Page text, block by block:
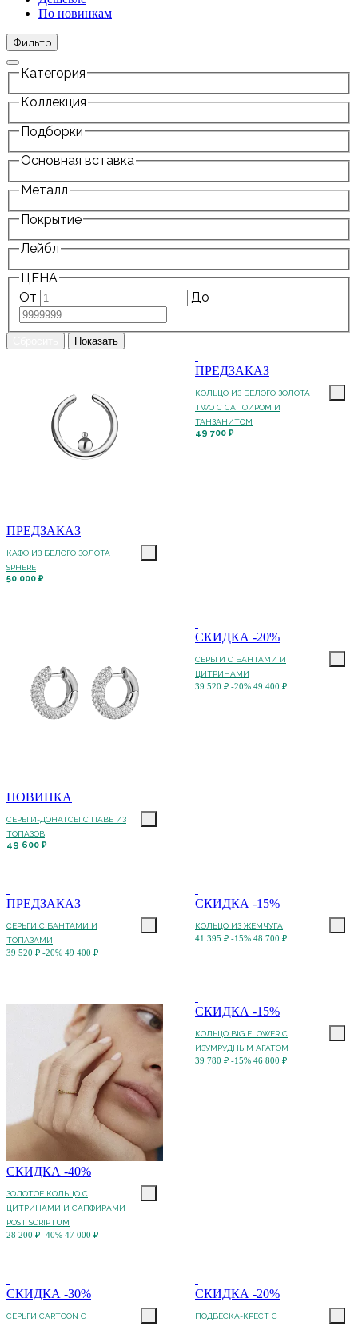
По новинкам
Фильтр
Категория
Коллекция
Подборки
Основная вставка
Металл
Покрытие
Лейбл
ЦЕНА
От
До
ПРЕДЗАКАЗ
КАФФ ИЗ БЕЛОГО ЗОЛОТА
SPHERE
50 000 ₽
ПРЕДЗАКАЗ
КОЛЬЦО ИЗ БЕЛОГО ЗОЛОТА
TWO С САПФИРОМ И
ТАНЗАНИТОМ
49 700 ₽
НОВИНКА
СЕРЬГИ-ДОНАТСЫ С ПАВЕ ИЗ
ТОПАЗОВ
49 600 ₽
СКИДКА -20%
СЕРЬГИ С БАНТАМИ И
ЦИТРИНАМИ
39 520 ₽ -20% 49 400 ₽
ПРЕДЗАКАЗ
СЕРЬГИ С БАНТАМИ И
ТОПАЗАМИ
39 520 ₽ -20% 49 400 ₽
СКИДКА -15%
КОЛЬЦО ИЗ ЖЕМЧУГА
41 395 ₽ -15% 48 700 ₽
СКИДКА -40%
ЗОЛОТОЕ КОЛЬЦО С
ЦИТРИНАМИ И САПФИРАМИ
POST SCRIPTUM
28 200 ₽ -40% 47 000 ₽
СКИДКА -15%
КОЛЬЦО BIG FLOWER С
ИЗУМРУДНЫМ АГАТОМ
39 780 ₽ -15% 46 800 ₽
СКИДКА -30%
СЕРЬГИ CARTOON C
СКИДКА -20%
ПОДВЕСКА-КРЕСТ С